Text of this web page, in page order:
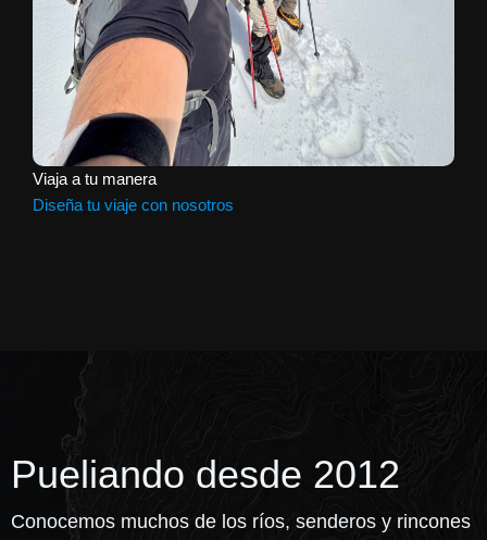
Viaja a tu manera
Diseña tu viaje con nosotros
Pueliando desde 2012
Conocemos muchos de los ríos, senderos y rincones